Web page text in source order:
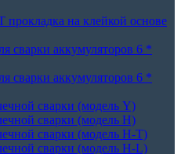
на клейкой основе
сварки аккумуляторов 6 *
сварки аккумуляторов 6 *
сварки (модель Y)
сварки (модель H)
сварки (модель H-T)
сварки (модель H-L)